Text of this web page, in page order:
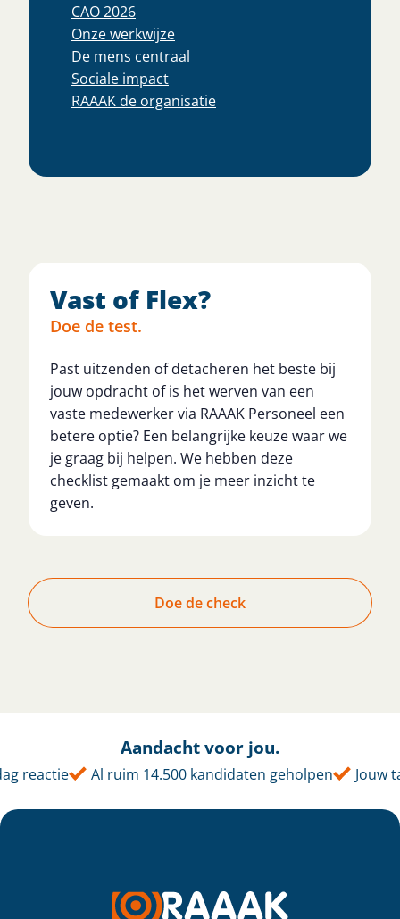
CAO 2026
Onze werkwijze
De mens centraal
Sociale impact
RAAAK de organisatie
Vast of Flex?
Doe de test.
Past uitzenden of detacheren het beste bij
jouw opdracht of is het werven van een
vaste medewerker via RAAAK Personeel een
betere optie? Een belangrijke keuze waar we
je graag bij helpen. We hebben deze
checklist gemaakt om je meer inzicht te
geven.
Doe de check
Aandacht voor jou.
reactie Al ruim 14.500 kandidaten geholpen Jouw